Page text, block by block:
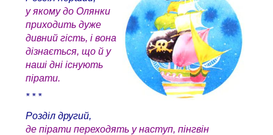
у якому до Олянки
приходить дуже
дивний гість, і вона
дізнається, що й у
наші дні існують
пірати.
* * *
Розділ другий,
де пірати переходять у наступ, пінгвін